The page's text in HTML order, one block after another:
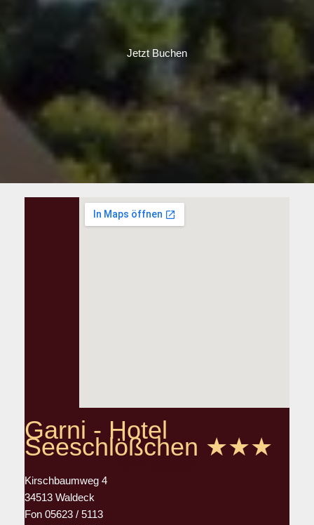
Jetzt Buchen
Garni - Hotel
Seeschlößchen ★★★
Kirschbaumweg 4
34513 Waldeck
Fon 05623 / 5113